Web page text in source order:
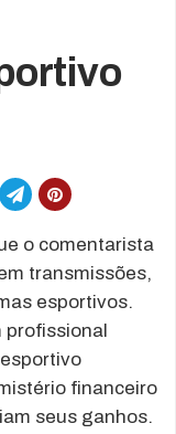
o comentarista
transmissões,
esportivos.
profissional
financeiro
seus ganhos.